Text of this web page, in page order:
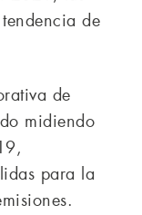
de
de
midiendo
para la